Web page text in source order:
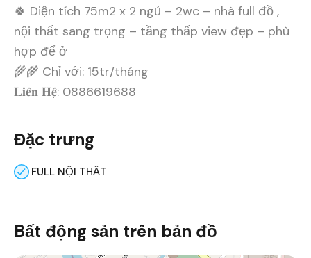
🍀 Diện tích 75m2 x 2 ngủ – 2wc – nhà full đồ ,
nội thất sang trọng – tầng thấp view đẹp – phù
hợp để ở
🌾🌾 Chỉ với: 15tr/tháng
𝐋𝐢𝐞̂𝐧 𝐇𝐞̣̂: 0886619688
Đặc trưng
FULL NỘI THẤT
Bất động sản trên bản đồ